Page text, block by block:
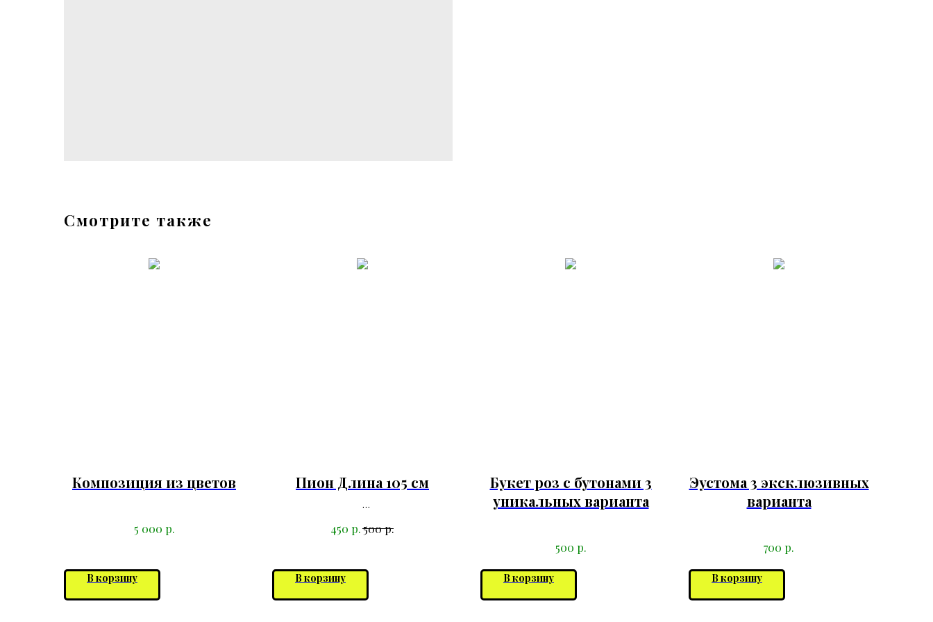
Смотрите также
Композиция из цветов
5 000 р.
В корзину
Пион Длина 105 см
450 р.500р.
В корзину
Букет роз с бутонами 3
уникальных варианта
500 р.
В корзину
Эустома 3 эксклюзивных
варианта
700 р.
В корзину